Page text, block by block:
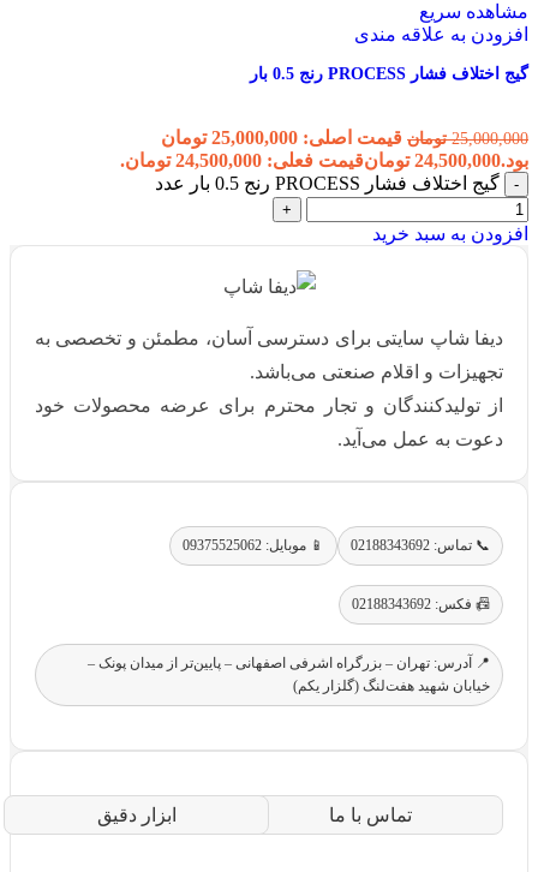
مشاهده سریع
افزودن به علاقه مندی
گیج اختلاف فشار PROCESS رنج 0.5 بار
25,000,000 تومان
قیمت اصلی: 25,000,000 تومان
بود.24,500,000 تومانقیمت فعلی: 24,500,000 تومان.
گیج اختلاف فشار PROCESS رنج 0.5 بار عدد
افزودن به سبد خرید
دیفا شاپ سایتی برای دسترسی آسان، مطمئن و تخصصی به
تجهیزات و اقلام صنعتی می‌باشد.
از تولیدکنندگان و تجار محترم برای عرضه محصولات خود
دعوت به عمل می‌آید.
📞 تماس: 02188343692 📱 موبایل: 09375525062
📠 فکس: 02188343692
📍 آدرس: تهران – بزرگراه اشرفی اصفهانی – پایین‌تر از میدان پونک –
خیابان شهید هفت‌لنگ (گلزار یکم)
تماس با ما ابزار دقیق